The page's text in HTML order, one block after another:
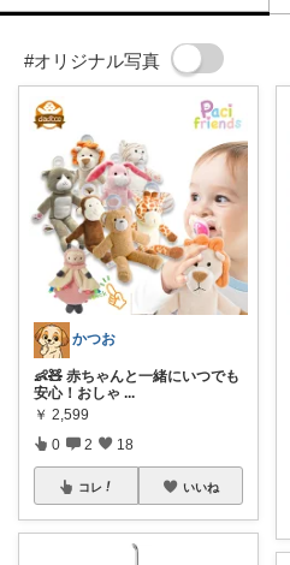
#オリジナル写真
かつお
👶🧸 赤ちゃんと一緒にいつでも
安心！おしゃ ...
￥ 2,599
0 2 18
コレ いいね